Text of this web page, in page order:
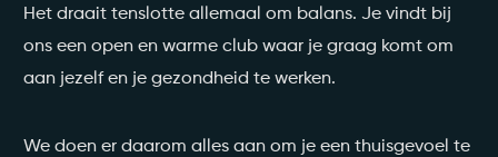
Het draait tenslotte allemaal om balans. Je vindt bij
ons een open en warme club waar je graag komt om
aan jezelf en je gezondheid te werken.
We doen er daarom alles aan om je een thuisgevoel te